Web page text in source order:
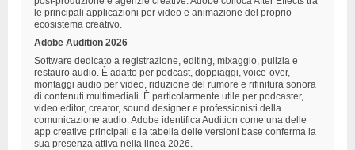
le principali applicazioni per video e animazione del proprio
ecosistema creativo.
Adobe Audition 2026
Software dedicato a registrazione, editing, mixaggio, pulizia e
restauro audio. È adatto per podcast, doppiaggi, voice-over,
montaggi audio per video, riduzione del rumore e rifinitura sonora
di contenuti multimediali. È particolarmente utile per podcaster,
video editor, creator, sound designer e professionisti della
comunicazione audio. Adobe identifica Audition come una delle
app creative principali e la tabella delle versioni base conferma la
sua presenza attiva nella linea 2026.